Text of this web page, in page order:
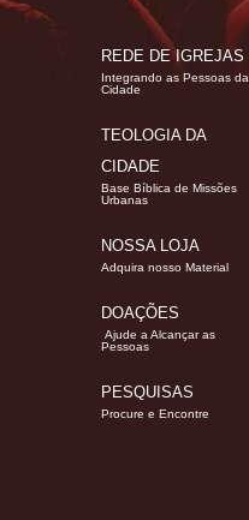
REDE DE IGREJAS
Integrando as Pessoas da
Cidade
TEOLOGIA DA
CIDADE
Base Bíblica de Missões
Urbanas
NOSSA LOJA
Adquira nosso Material
DOAÇÕES
Ajude a Alcançar as
Pessoas
PESQUISAS
Procure e Encontre